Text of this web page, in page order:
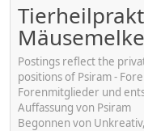
Postings reflect the
positions of Psiram -
Forenmitglieder und
Auffassung von Psiram
Begonnen von